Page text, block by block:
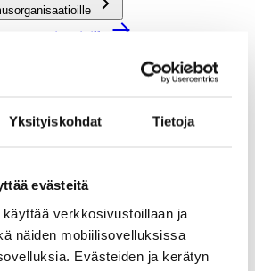
Yksityiskohdat Tietoja
evästeitä
verkkosivustoillaan ja
näiden mobiilisovelluksissa
Evästeiden ja kerätyn
toimijoille
Business Finland
Business Finland
meille